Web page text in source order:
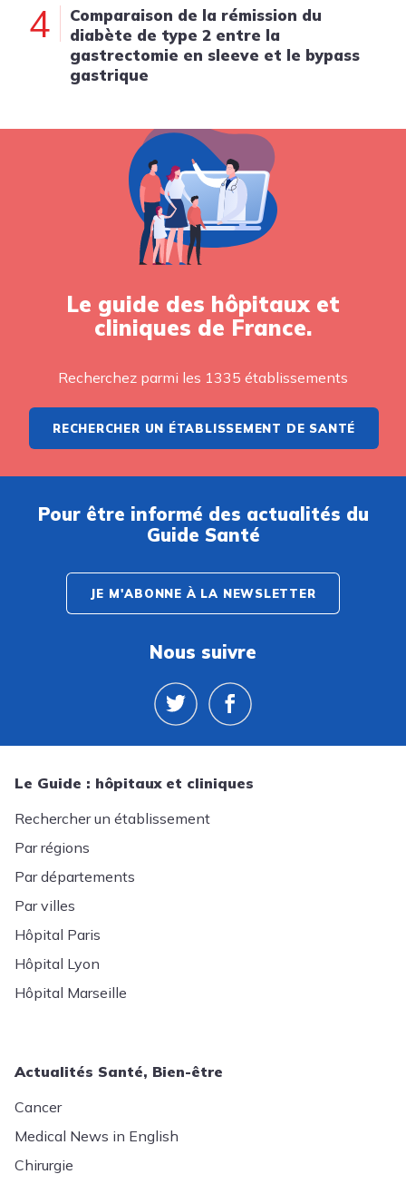
4
Comparaison de la rémission du
diabète de type 2 entre la
gastrectomie en sleeve et le bypass
gastrique
Le guide des hôpitaux et
cliniques de France.
Recherchez parmi les 1335 établissements
RECHERCHER UN ÉTABLISSEMENT DE SANTÉ
Pour être informé des actualités du
Guide Santé
JE M'ABONNE À LA NEWSLETTER
Nous suivre
Le Guide : hôpitaux et cliniques
Rechercher un établissement
Par régions
Par départements
Par villes
Hôpital Paris
Hôpital Lyon
Hôpital Marseille
Actualités Santé, Bien-être
Cancer
Medical News in English
Chirurgie